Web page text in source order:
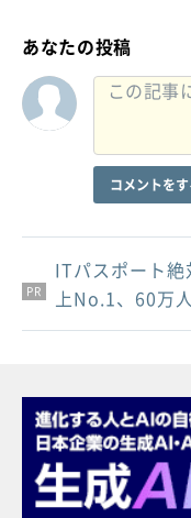
あなたの投稿
コメントを
PR
PR
PR
ITパスポート
上No.1、60万